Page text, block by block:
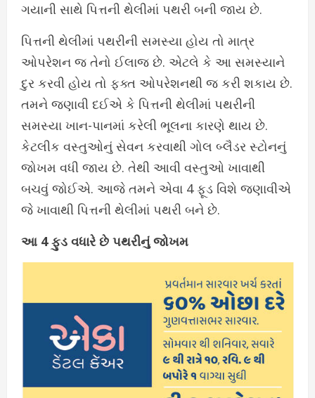
ગયાની સાથે પિત્તની થેલીમાં પથરી બની જાય છે.
પિત્તની થેલીમાં પથરીની સમસ્યા હોય તો માત્ર
ઓપરેશન જ તેનો ઈલાજ છે. એટલે કે આ સમસ્યાને
દુર કરવી હોય તો ફક્ત ઓપરેશનથી જ કરી શકાય છે.
તમને જણાવી દઈએ કે પિત્તની થેલીમાં પથરીની
સમસ્યા ખાન-પાનમાં કરેલી ભૂલના કારણે થાય છે.
કેટલીક વસ્તુઓનું સેવન કરવાથી ગોલ બ્લૈડર સ્ટોનનું
જોખમ વધી જાય છે. તેથી આવી વસ્તુઓ ખાવાથી
બચવું જોઈએ. આજે તમને એવા 4 ફૂડ વિશે જણાવીએ
જે ખાવાથી પિત્તની થેલીમાં પથરી બને છે.
આ 4 ફુડ વધારે છે પથરીનું જોખમ